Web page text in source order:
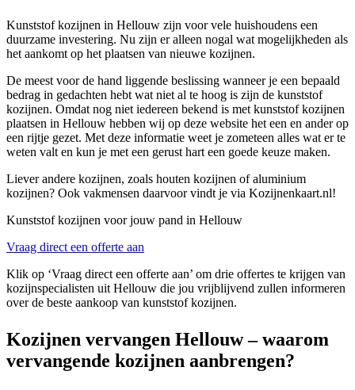
Kunststof kozijnen in Hellouw zijn voor vele huishoudens een
duurzame investering. Nu zijn er alleen nogal wat mogelijkheden als
het aankomt op het plaatsen van nieuwe kozijnen.
De meest voor de hand liggende beslissing wanneer je een bepaald
bedrag in gedachten hebt wat niet al te hoog is zijn de kunststof
kozijnen. Omdat nog niet iedereen bekend is met kunststof kozijnen
plaatsen in Hellouw hebben wij op deze website het een en ander op
een rijtje gezet. Met deze informatie weet je zometeen alles wat er te
weten valt en kun je met een gerust hart een goede keuze maken.
Liever andere kozijnen, zoals houten kozijnen of aluminium
kozijnen? Ook vakmensen daarvoor vindt je via Kozijnenkaart.nl!
Kunststof kozijnen voor jouw pand in Hellouw
Vraag direct een offerte aan
Klik op ‘Vraag direct een offerte aan’ om drie offertes te krijgen van
kozijnspecialisten uit Hellouw die jou vrijblijvend zullen informeren
over de beste aankoop van kunststof kozijnen.
Kozijnen vervangen Hellouw – waarom
vervangende kozijnen aanbrengen?